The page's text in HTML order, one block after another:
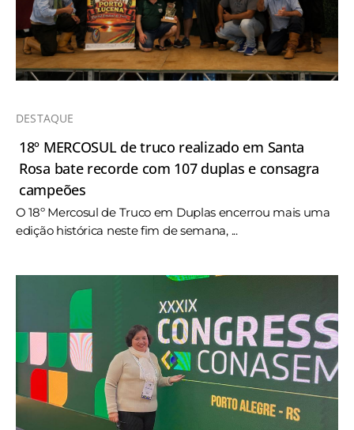
DESTAQUE
18º MERCOSUL de truco realizado em Santa
Rosa bate recorde com 107 duplas e consagra
campeões
O 18º Mercosul de Truco em Duplas encerrou mais uma
edição histórica neste fim de semana, ...